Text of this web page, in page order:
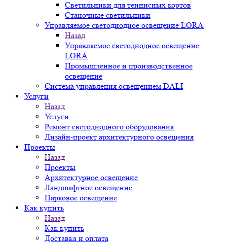
Светильники для теннисных кортов
Станочные светильники
Управляемое светодиодное освещение LORA
Назад
Управляемое светодиодное освещение
LORA
Промышленное и производственное
освещение
Система управления освещением DALI
Услуги
Назад
Услуги
Ремонт светодиодного оборудования
Дизайн-проект архитектурного освещения
Проекты
Назад
Проекты
Архитектурное освещение
Ландшафтное освещение
Парковое освещение
Как купить
Назад
Как купить
Доставка и оплата